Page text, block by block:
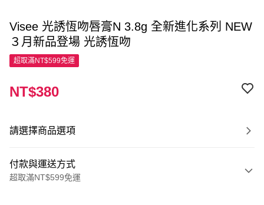
Visee 光誘恆吻唇膏N 3.8g 全新進化系列 NEW
３月新品登場 光誘恆吻
超取滿NT$599免運
NT$380
請選擇商品選項
付款與運送方式
超取滿NT$599免運